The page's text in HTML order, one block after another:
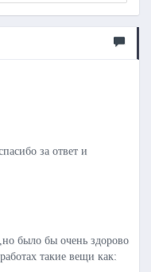
за ответ и
было бы очень здорово
такие вещи как: